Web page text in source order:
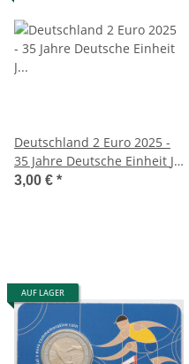
Deutschland 2 Euro 2025 -
35 Jahre Deutsche Einheit J
unc.*
3,00 € *
AUF LAGER